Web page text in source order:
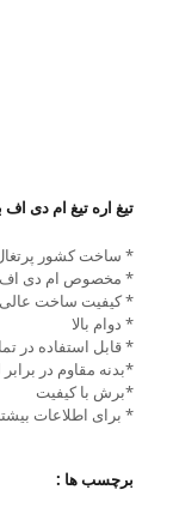
تیغ اره تیغ ام دی اف بر 80*25
* ساخت کشور
* مخصوص ام دی اف
* کیفیت ساخت عالی
* دوام بالا
* قابل استفاده در
*بدنه مقاوم در
*برش با کیفیت
* برای اطلاعات
برچسب ها :